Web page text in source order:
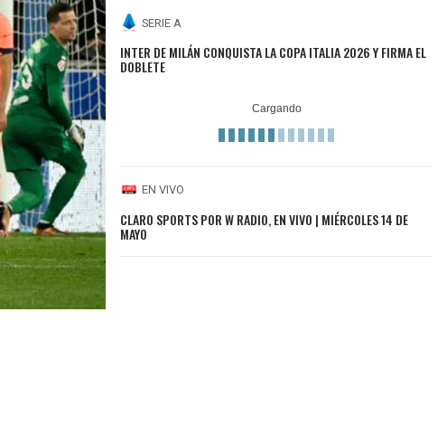
SERIE A
INTER DE MILÁN CONQUISTA LA COPA ITALIA 2026 Y FIRMA EL
DOBLETE
EN VIVO
CLARO SPORTS POR W RADIO, EN VIVO | MIÉRCOLES 14 DE
MAYO